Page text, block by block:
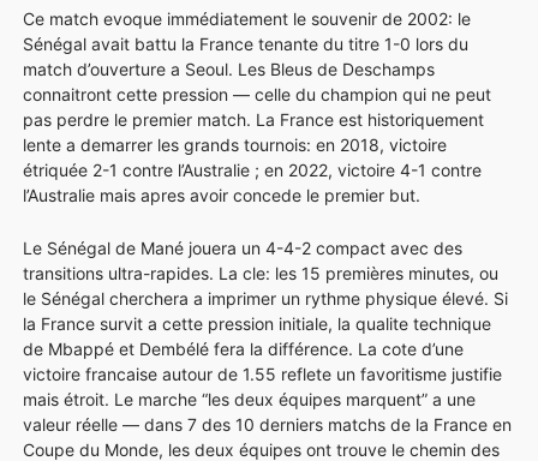
Ce match evoque immédiatement le souvenir de 2002: le
Sénégal avait battu la France tenante du titre 1-0 lors du
match d’ouverture a Seoul. Les Bleus de Deschamps
connaitront cette pression — celle du champion qui ne peut
pas perdre le premier match. La France est historiquement
lente a demarrer les grands tournois: en 2018, victoire
étriquée 2-1 contre l’Australie ; en 2022, victoire 4-1 contre
l’Australie mais apres avoir concede le premier but.
Le Sénégal de Mané jouera un 4-4-2 compact avec des
transitions ultra-rapides. La cle: les 15 premières minutes, ou
le Sénégal cherchera a imprimer un rythme physique élevé. Si
la France survit a cette pression initiale, la qualite technique
de Mbappé et Dembélé fera la différence. La cote d’une
victoire francaise autour de 1.55 reflete un favoritisme justifie
mais étroit. Le marche “les deux équipes marquent” a une
valeur réelle — dans 7 des 10 derniers matchs de la France en
Coupe du Monde, les deux équipes ont trouve le chemin des